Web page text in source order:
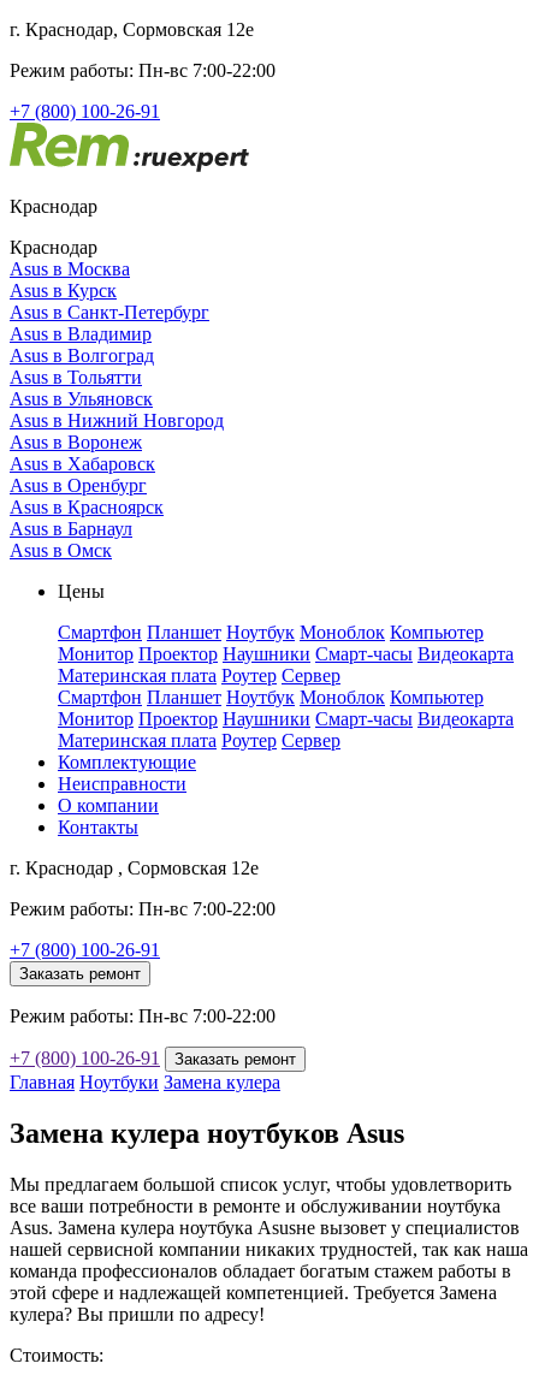
г. Краснодар, Сормовская 12е
Режим работы: Пн-вс 7:00-22:00
+7 (800) 100-26-91
Краснодар
Краснодар
Asus в Москва
Asus в Курск
Asus в Санкт-Петербург
Asus в Владимир
Asus в Волгоград
Asus в Тольятти
Asus в Ульяновск
Asus в Нижний Новгород
Asus в Воронеж
Asus в Хабаровск
Asus в Оренбург
Asus в Красноярск
Asus в Барнаул
Asus в Омск
Цены
Смартфон Планшет Ноутбук Моноблок Компьютер
Монитор Проектор Наушники Смарт-часы Видеокарта
Материнская плата Роутер Сервер
Смартфон Планшет Ноутбук Моноблок Компьютер
Монитор Проектор Наушники Смарт-часы Видеокарта
Материнская плата Роутер Сервер
Комплектующие
Неисправности
О компании
Контакты
г. Краснодар , Сормовская 12е
Режим работы: Пн-вс 7:00-22:00
+7 (800) 100-26-91
Заказать ремонт
Режим работы: Пн-вс 7:00-22:00
+7 (800) 100-26-91 Заказать ремонт
Главная Ноутбуки Замена кулера
Замена кулера ноутбуков Asus
Мы предлагаем большой список услуг, чтобы удовлетворить
все ваши потребности в ремонте и обслуживании ноутбука
Asus. Замена кулера ноутбука Asusне вызовет у специалистов
нашей сервисной компании никаких трудностей, так как наша
команда профессионалов обладает богатым стажем работы в
этой сфере и надлежащей компетенцией. Требуется Замена
кулера? Вы пришли по адресу!
Стоимость: